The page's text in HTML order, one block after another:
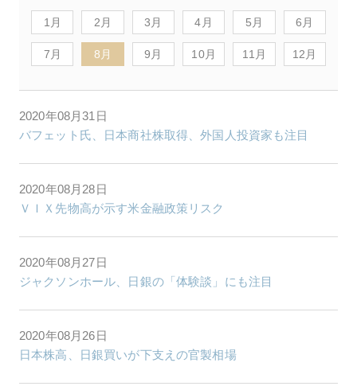
1月 2月 3月 4月 5月 6月
7月 8月 9月 10月 11月 12月
2020年08月31日
バフェット氏、日本商社株取得、外国人投資家も注目
2020年08月28日
ＶＩＸ先物高が示す米金融政策リスク
2020年08月27日
ジャクソンホール、日銀の「体験談」にも注目
2020年08月26日
日本株高、日銀買いが下支えの官製相場